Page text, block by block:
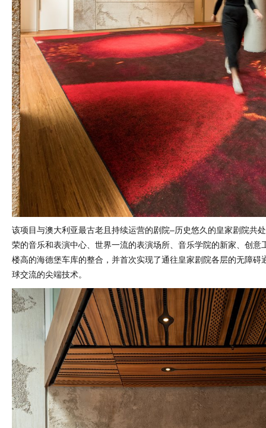
该项目与澳大利亚最古老且持续运营的剧院–历史悠久的皇家剧院共
荣的音乐和表演中心、世界一流的表演场所、音乐学院的新家、创意
楼高的海德堡车库的整合，并首次实现了通往皇家剧院各层的无障碍
球交流的尖端技术。